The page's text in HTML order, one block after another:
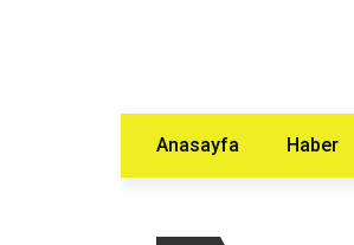
Anasayfa Haber